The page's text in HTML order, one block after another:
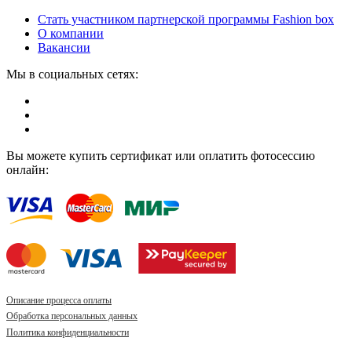
Стать участником партнерской программы Fashion box
О компании
Вакансии
Мы в социальных сетях:
Вы можете купить сертификат или оплатить фотосессию
онлайн:
Описание процесса оплаты
Обработка персональных данных
Политика конфиденциальности